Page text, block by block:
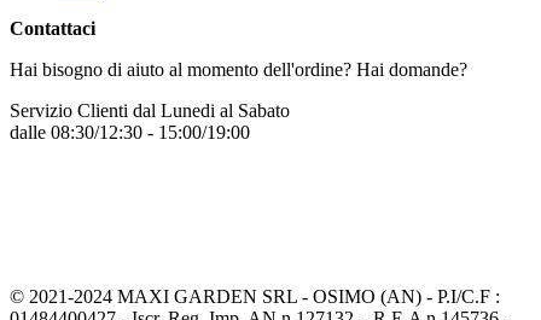
Contattaci
Hai bisogno di aiuto al momento dell'ordine? Hai domande?
Servizio Clienti dal Lunedi al Sabato
dalle 08:30/12:30 - 15:00/19:00
© 2021-2024 MAXI GARDEN SRL - OSIMO (AN) - P.I/C.F :